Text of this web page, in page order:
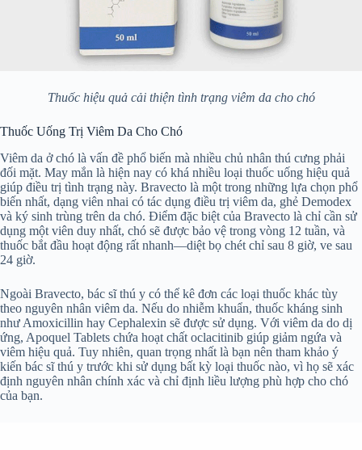
Thuốc hiệu quả cải thiện tình trạng viêm da cho chó
Thuốc Uống Trị Viêm Da Cho Chó
Viêm da ở chó là vấn đề phổ biến mà nhiều chủ nhân thú cưng phải
đối mặt. May mắn là hiện nay có khá nhiều loại thuốc uống hiệu quả
giúp điều trị tình trạng này. Bravecto là một trong những lựa chọn phổ
biến nhất, dạng viên nhai có tác dụng điều trị viêm da, ghẻ Demodex
và ký sinh trùng trên da chó. Điểm đặc biệt của Bravecto là chỉ cần sử
dụng một viên duy nhất, chó sẽ được bảo vệ trong vòng 12 tuần, và
thuốc bắt đầu hoạt động rất nhanh—diệt bọ chét chỉ sau 8 giờ, ve sau
24 giờ.
Ngoài Bravecto, bác sĩ thú y có thể kê đơn các loại thuốc khác tùy
theo nguyên nhân viêm da. Nếu do nhiễm khuẩn, thuốc kháng sinh
như Amoxicillin hay Cephalexin sẽ được sử dụng. Với viêm da do dị
ứng, Apoquel Tablets chứa hoạt chất oclacitinib giúp giảm ngứa và
viêm hiệu quả. Tuy nhiên, quan trọng nhất là bạn nên tham khảo ý
kiến bác sĩ thú y trước khi sử dụng bất kỳ loại thuốc nào, vì họ sẽ xác
định nguyên nhân chính xác và chỉ định liều lượng phù hợp cho chó
của bạn.